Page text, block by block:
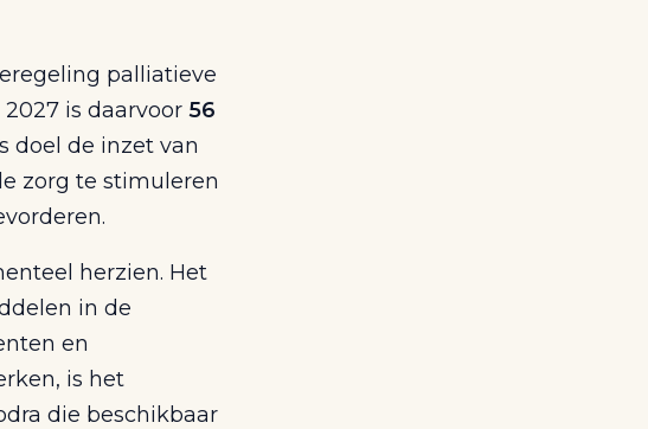
palliatieve
is daarvoor 56
doel de inzet van
zorg te stimuleren
herzien. Het
in de
en
is het
die beschikbaar